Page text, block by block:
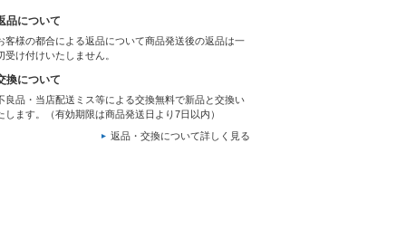
品について
客様の都合による返品について商品発送後の返品は一
受け付けいたしません。
換について
良品・当店配送ミス等による交換無料で新品と交換い
します。（有効期限は商品発送日より7日以内）
返品・交換について詳しく見る